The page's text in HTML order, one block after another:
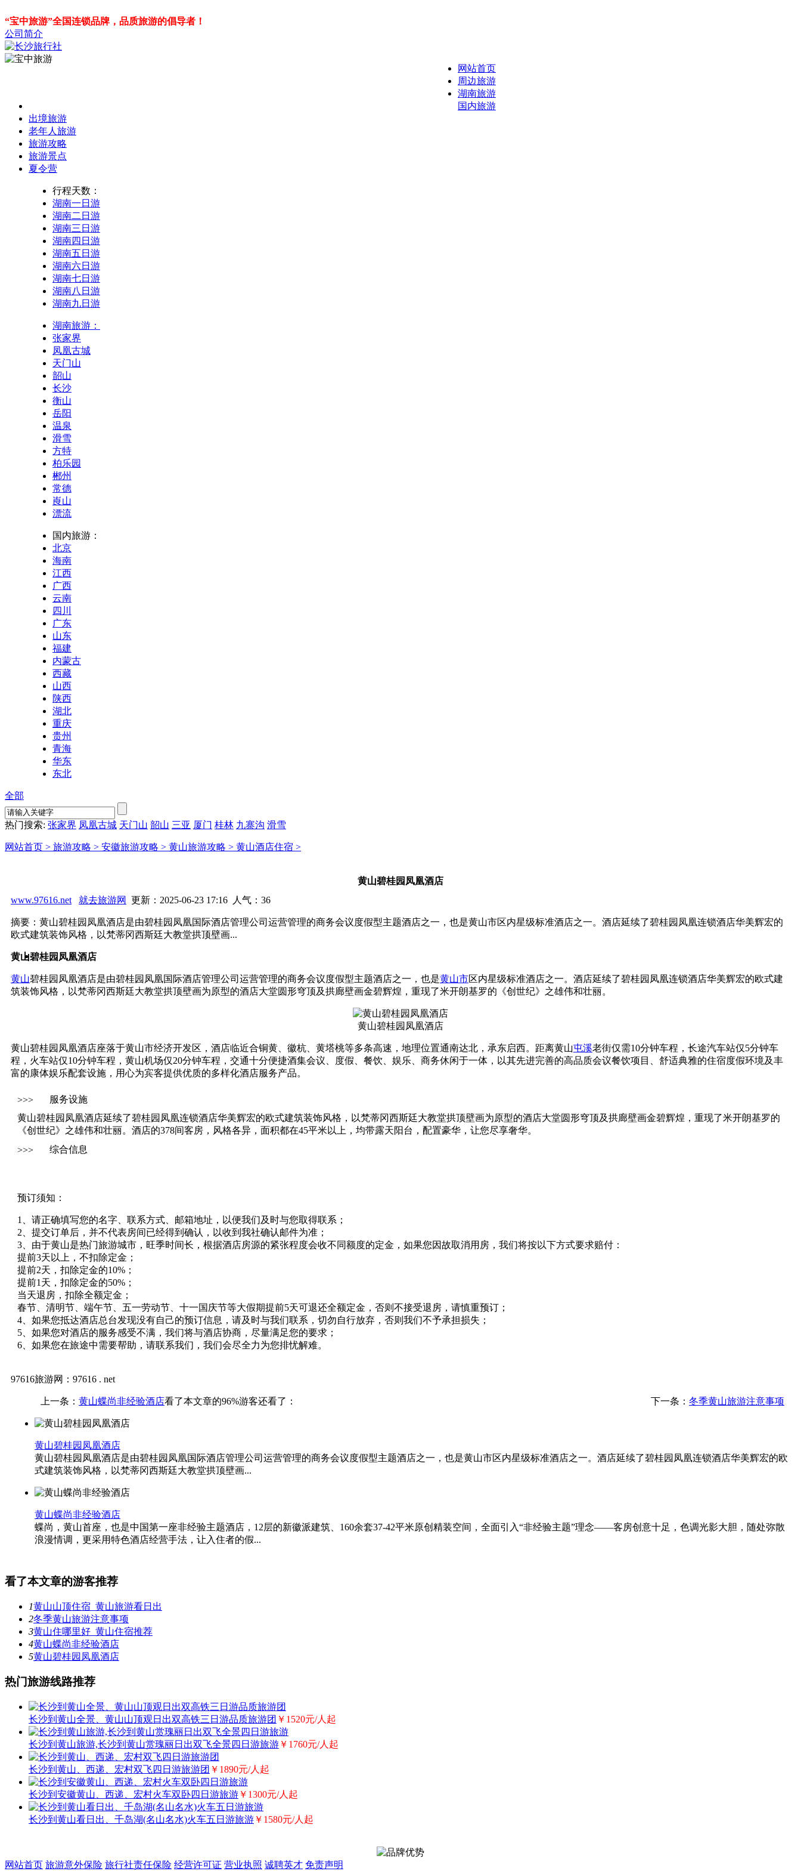
“宝中旅游”全国连锁品牌，品质旅游的倡导者！
公司简介
网站首页
周边旅游
湖南旅游
国内旅游
出境旅游
老年人旅游
旅游攻略
旅游景点
夏令营
行程天数：
湖南一日游
湖南二日游
湖南三日游
湖南四日游
湖南五日游
湖南六日游
湖南七日游
湖南八日游
湖南九日游
湖南旅游：
张家界
凤凰古城
天门山
韶山
长沙
衡山
岳阳
温泉
滑雪
方特
柏乐园
郴州
常德
崀山
漂流
国内旅游：
北京
海南
江西
广西
云南
四川
广东
山东
福建
内蒙古
西藏
山西
陕西
湖北
重庆
贵州
青海
华东
东北
全部
热门搜索: 张家界 凤凰古城 天门山 韶山 三亚 厦门 桂林 九寨沟 滑雪
网站首页 > 旅游攻略 > 安徽旅游攻略 > 黄山旅游攻略 > 黄山酒店住宿 >
黄山碧桂园凤凰酒店
www.97616.net
就去旅游网 更新：2025-06-23 17:16 人气： 36
摘要：黄山碧桂园凤凰酒店是由碧桂园凤凰国际酒店管理公司运营管理的商务会议度假型主题酒店之一，也是黄山市区内星级标准酒店之一。酒店延续了碧桂园凤凰连锁酒店华美辉宏的
欧式建筑装饰风格，以梵蒂冈西斯廷大教堂拱顶壁画...
黄山碧桂园凤凰酒店
黄山碧桂园凤凰酒店是由碧桂园凤凰国际酒店管理公司运营管理的商务会议度假型主题酒店之一，也是黄山市区内星级标准酒店之一。酒店延续了碧桂园凤凰连锁酒店华美辉宏的欧式建
筑装饰风格，以梵蒂冈西斯廷大教堂拱顶壁画为原型的酒店大堂圆形穹顶及拱廊壁画金碧辉煌，重现了米开朗基罗的《创世纪》之雄伟和壮丽。
黄山碧桂园凤凰酒店
黄山碧桂园凤凰酒店座落于黄山市经济开发区，酒店临近合铜黄、徽杭、黄塔桃等多条高速，地理位置通南达北，承东启西。距离黄山屯溪老街仅需10分钟车程，长途汽车站仅5分钟车
程，火车站仅10分钟车程，黄山机场仅20分钟车程，交通十分便捷酒集会议、度假、餐饮、娱乐、商务休闲于一体，以其先进完善的高品质会议餐饮项目、舒适典雅的住宿度假环境及丰
富的康体娱乐配套设施，用心为宾客提供优质的多样化酒店服务产品。
>>>
服务设施
黄山碧桂园凤凰酒店延续了碧桂园凤凰连锁酒店华美辉宏的欧式建筑装饰风格，以梵蒂冈西斯廷大教堂拱顶壁画为原型的酒店大堂圆形穹顶及拱廊壁画金碧辉煌，重现了米开朗基罗的
《创世纪》之雄伟和壮丽。酒店的378间客房，风格各异，面积都在45平米以上，均带露天阳台，配置豪华，让您尽享奢华。
>>>
综合信息
预订须知：
1、请正确填写您的名字、联系方式、邮箱地址，以便我们及时与您取得联系；
2、提交订单后，并不代表房间已经得到确认，以收到我社确认邮件为准；
3、由于黄山是热门旅游城市，旺季时间长，根据酒店房源的紧张程度会收不同额度的定金，如果您因故取消用房，我们将按以下方式要求赔付：
提前3天以上，不扣除定金；
提前2天，扣除定金的10%；
提前1天，扣除定金的50%；
当天退房，扣除全额定金；
春节、清明节、端午节、五一劳动节、十一国庆节等大假期提前5天可退还全额定金，否则不接受退房，请慎重预订；
4、如果您抵达酒店总台发现没有自己的预订信息，请及时与我们联系，切勿自行放弃，否则我们不予承担损失；
5、如果您对酒店的服务感受不满，我们将与酒店协商，尽量满足您的要求；
6、如果您在旅途中需要帮助，请联系我们，我们会尽全力为您排忧解难。
97616旅游网：97616 . net
上一条： 黄山蝶尚非经验酒店 下一条： 冬季黄山旅游注意事项
看了本文章的96%游客还看了：
黄山碧桂园凤凰酒店
黄山碧桂园凤凰酒店是由碧桂园凤凰国际酒店管理公司运营管理的商务会议度假型主题酒店之一，也是黄山市区内星级标准酒店之一。酒店延续了碧桂园凤凰连锁酒店华美辉宏的欧
式建筑装饰风格，以梵蒂冈西斯廷大教堂拱顶壁画...
黄山蝶尚非经验酒店
蝶尚，黄山首座，也是中国第一座非经验主题酒店，12层的新徽派建筑、160余套37-42平米原创精装空间，全面引入“非经验主题”理念——客房创意十足，色调光影大胆，随处弥散
浪漫情调，更采用特色酒店经营手法，让入住者的假...
看了本文章的游客推荐
1黄山山顶住宿_黄山旅游看日出
2冬季黄山旅游注意事项
3黄山住哪里好_黄山住宿推荐
4黄山蝶尚非经验酒店
5黄山碧桂园凤凰酒店
热门旅游线路推荐
长沙到黄山全景、黄山山顶观日出双高铁三日游品质旅游团 ￥1520元/人起
长沙到黄山旅游,长沙到黄山赏瑰丽日出双飞全景四日游旅游 ￥1760元/人起
长沙到黄山、西递、宏村双飞四日游旅游团 ￥1890元/人起
长沙到安徽黄山、西递、宏村火车双卧四日游旅游 ￥1300元/人起
长沙到黄山看日出、千岛湖(名山名水)火车五日游旅游 ￥1580元/人起
网站首页 旅游意外保险 旅行社责任保险 经营许可证 营业执照 诚聘英才 免责声明